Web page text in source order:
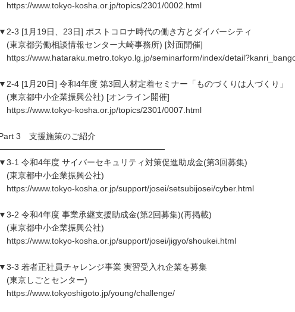
https://www.tokyo-kosha.or.jp/topics/2301/0002.html
▼2-3 [1月19日、23日] ポストコロナ時代の働き方とダイバーシティ
(東京都労働相談情報センター大崎事務所) [対面開催]
https://www.hataraku.metro.tokyo.lg.jp/seminarform/index/
▼2-4 [1月20日] 令和4年度 第3回人材定着セミナー「ものづくりは人づくり」
(東京都中小企業振興公社) [オンライン開催]
https://www.tokyo-kosha.or.jp/topics/2301/0007.html
3 支援施策のご紹介
▼3-1 令和4年度 サイバーセキュリティ対策促進助成金(第3回募集)
(東京都中小企業振興公社)
https://www.tokyo-kosha.or.jp/support/josei/setsubijosei/cyber.html
▼3-2 令和4年度 事業承継支援助成金(第2回募集)(再掲載)
(東京都中小企業振興公社)
https://www.tokyo-kosha.or.jp/support/josei/jigyo/shoukei.html
▼3-3 若者正社員チャレンジ事業 実習受入れ企業を募集
(東京しごとセンター)
https://www.tokyoshigoto.jp/young/challenge/